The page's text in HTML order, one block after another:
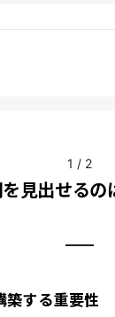
1 / 2
見出せるの
築する重要性